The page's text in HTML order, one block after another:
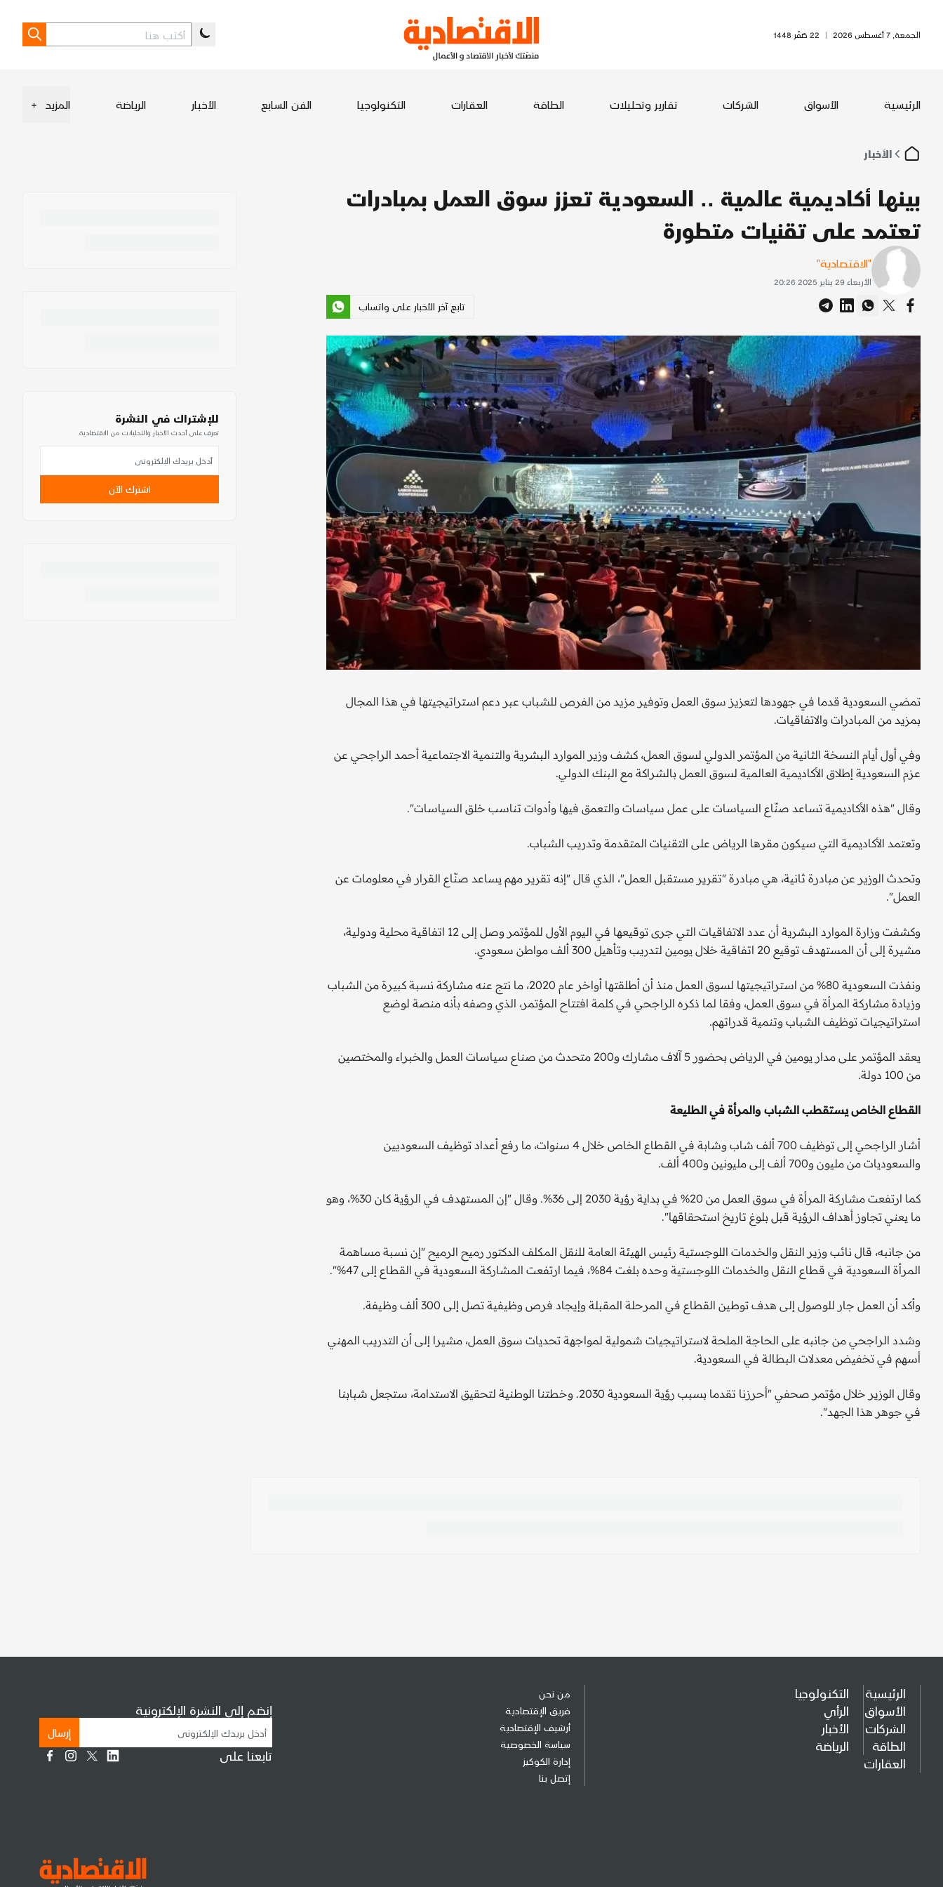
الجمعة, 7 أغسطس 2026 | 22 صَفَر 1448
الرئيسية الأسواق الشركات تقارير وتحليلات الطاقة العقارات التكنولوجيا الفن السابع الأخبار الرياضة المزيد +
الأخبار
بينها أكاديمية عالمية .. السعودية تعزز سوق العمل بمبادرات
تعتمد على تقنيات متطورة
"الاقتصادية"
الأربعاء 29 يناير 2025 20:26
تابع آخر الأخبار على واتساب
تمضي السعودية قدما في جهودها لتعزيز سوق العمل وتوفير مزيد من الفرص للشباب عبر دعم استراتيجيتها في هذا المجال
بمزيد من المبادرات والاتفاقيات.
وفي أول أيام النسخة الثانية من المؤتمر الدولي لسوق العمل، كشف وزير الموارد البشرية والتنمية الاجتماعية أحمد الراجحي عن
عزم السعودية إطلاق الأكاديمية العالمية لسوق العمل بالشراكة مع البنك الدولي.
وقال "هذه الأكاديمية تساعد صنّاع السياسات على عمل سياسات والتعمق فيها وأدوات تناسب خلق السياسات".
وتعتمد الأكاديمية التي سيكون مقرها الرياض على التقنيات المتقدمة وتدريب الشباب.
وتحدث الوزير عن مبادرة ثانية، هي مبادرة "تقرير مستقبل العمل"، الذي قال "إنه تقرير مهم يساعد صنّاع القرار في معلومات عن
العمل".
وكشفت وزارة الموارد البشرية أن عدد الاتفاقيات التي جرى توقيعها في اليوم الأول للمؤتمر وصل إلى 12 اتفاقية محلية ودولية،
مشيرة إلى أن المستهدف توقيع 20 اتفاقية خلال يومين لتدريب وتأهيل 300 ألف مواطن سعودي.
ونفذت السعودية 80% من استراتيجيتها لسوق العمل منذ أن أطلقتها أواخر عام 2020، ما نتج عنه مشاركة نسبة كبيرة من الشباب
وزيادة مشاركة المرأة في سوق العمل، وفقا لما ذكره الراجحي في كلمة افتتاح المؤتمر، الذي وصفه بأنه منصة لوضع
استراتيجيات توظيف الشباب وتنمية قدراتهم.
يعقد المؤتمر على مدار يومين في الرياض بحضور 5 آلاف مشارك و200 متحدث من صناع سياسات العمل والخبراء والمختصين
من 100 دولة.
القطاع الخاص يستقطب الشباب والمرأة في الطليعة
أشار الراجحي إلى توظيف 700 ألف شاب وشابة في القطاع الخاص خلال 4 سنوات، ما رفع أعداد توظيف السعوديين
والسعوديات من مليون و700 ألف إلى مليونين و400 ألف.
كما ارتفعت مشاركة المرأة في سوق العمل من 20% في بداية رؤية 2030 إلى 36%. وقال "إن المستهدف في الرؤية كان 30%، وهو
ما يعني تجاوز أهداف الرؤية قبل بلوغ تاريخ استحقاقها".
من جانبه، قال نائب وزير النقل والخدمات اللوجستية رئيس الهيئة العامة للنقل المكلف الدكتور رميح الرميح "إن نسبة مساهمة
المرأة السعودية في قطاع النقل والخدمات اللوجستية وحده بلغت 84%، فيما ارتفعت المشاركة السعودية في القطاع إلى 47%".
وأكد أن العمل جار للوصول إلى هدف توطين القطاع في المرحلة المقبلة وإيجاد فرص وظيفية تصل إلى 300 ألف وظيفة.
وشدد الراجحي من جانبه على الحاجة الملحة لاستراتيجيات شمولية لمواجهة تحديات سوق العمل، مشيرا إلى أن التدريب المهني
أسهم في تخفيض معدلات البطالة في السعودية.
وقال الوزير خلال مؤتمر صحفي "أحرزنا تقدما بسبب رؤية السعودية 2030. وخطتنا الوطنية لتحقيق الاستدامة، ستجعل شبابنا
في جوهر هذا الجهد".
للإشتراك في النشرة
تعرف على أحدث الأخبار والتحليلات من الاقتصادية
اشترك الآن
الرئيسية
الأسواق
الشركات
الطاقة
العقارات
التكنولوجيا
الرأي
الأخبار
الرياضة
من نحن
فريق الإقتصادية
أرشيف الإقتصادية
سياسة الخصوصية
إدارة الكوكيز
إتصل بنا
إنضم إلى النشرة الإلكترونية
إرسال
تابعنا على